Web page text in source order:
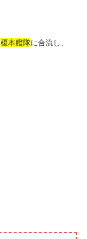
榎本艦隊に合流し、